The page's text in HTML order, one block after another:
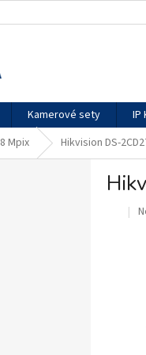
Kamerové sety IP
8 Mpix Hikvision DS-